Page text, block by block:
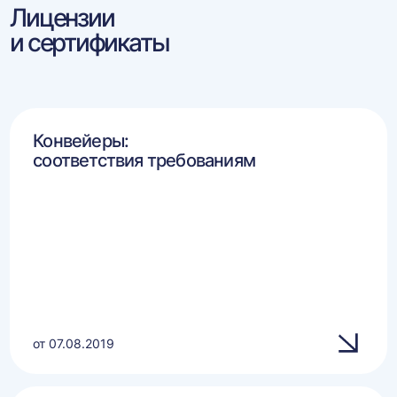
Лицензии
и сертификаты
Конвейеры:
соответствия требованиям
от 07.08.2019